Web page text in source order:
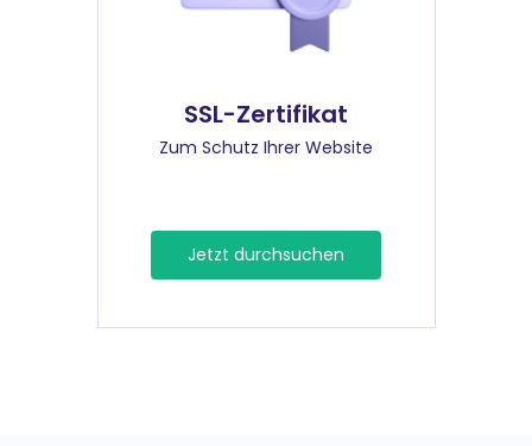
SSL-Zertifikat
Zum Schutz Ihrer Website
Jetzt durchsuchen